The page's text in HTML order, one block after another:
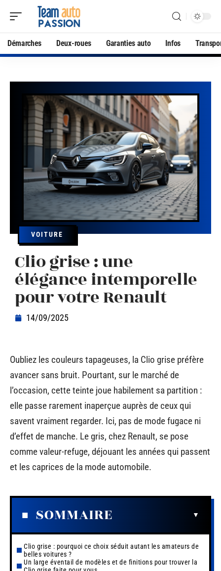
Démarches Deux-roues Garanties auto Infos
VOITURE
Clio grise : une
élégance intemporelle
pour votre Renault
14/09/2025
Oubliez les couleurs tapageuses, la Clio grise préfère
avancer sans bruit. Pourtant, sur le marché de
l’occasion, cette teinte joue habilement sa partition :
elle passe rarement inaperçue auprès de ceux qui
savent vraiment regarder. Ici, pas de mode fugace ni
d’effet de manche. Le gris, chez Renault, se pose
comme valeur-refuge, déjouant les années qui passent
et les caprices de la mode automobile.
SOMMAIRE
Clio grise : pourquoi ce choix séduit autant les amateurs de
belles voitures ?
Un large éventail de modèles et de finitions pour trouver la